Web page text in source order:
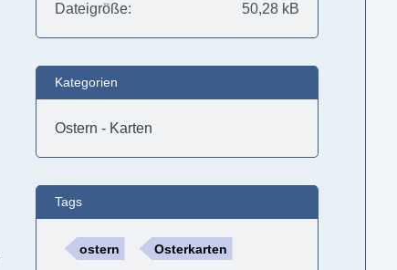
Dateigröße
50,28 kB
Kategorien
Ostern - Karten
Tags
ostern Osterkarten